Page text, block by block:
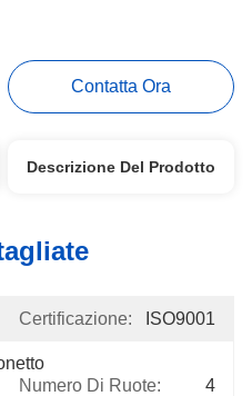
Contatta Ora
Descrizione Del Prodotto
Certificazione: ISO9001
Numero Di Ruote: 4